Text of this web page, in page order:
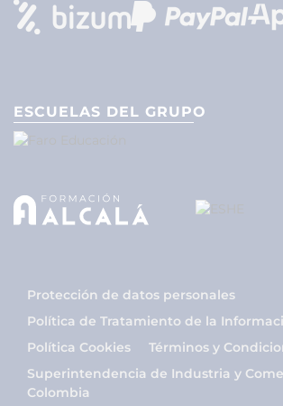
ESCUELAS DEL GRUPO
Protección de datos personales
Política de Tratamiento de la
Política Cookies
Términos y
Superintendencia de Industria y
Colombia